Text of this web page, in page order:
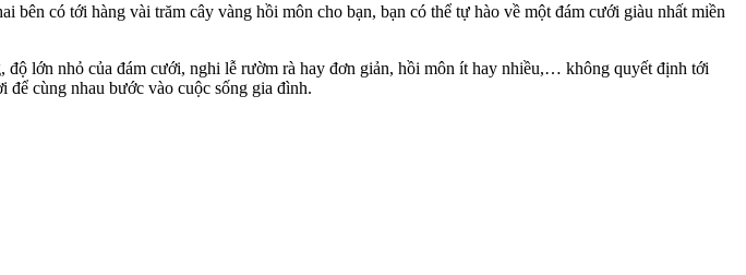
có tới hàng vài trăm cây vàng hồi môn cho bạn, bạn có thể tự hào về một đám cưới giàu nhất miền
lớn nhỏ của đám cưới, nghi lễ rườm rà hay đơn giản, hồi môn ít hay nhiều,… không quyết định tới
để cùng nhau bước vào cuộc sống gia đình.